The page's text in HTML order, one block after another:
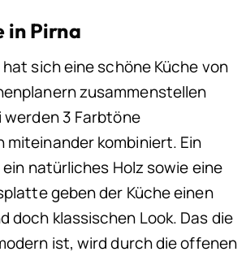
in Pirna
hat sich eine schöne Küche von
zusammenstellen
werden 3 Farbtöne
miteinander kombiniert. Ein
natürliches Holz sowie eine
geben der Küche einen
doch klassischen Look. Das die
ist, wird durch die offenen